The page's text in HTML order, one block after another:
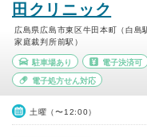
田クリニック
広島県広島市東区牛田本町（白島
家庭裁判所前駅）
駐車場あり 電子決済可
電子処方せん対応
土曜（〜12:00）